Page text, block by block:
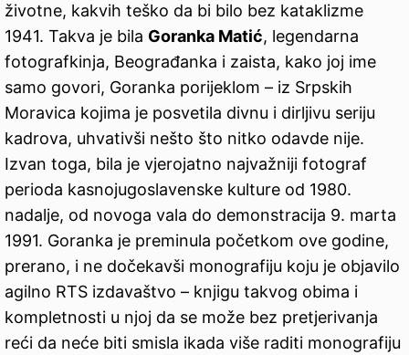
životne, kakvih teško da bi bilo bez kataklizme
1941. Takva je bila Goranka Matić, legendarna
fotografkinja, Beograđanka i zaista, kako joj ime
samo govori, Goranka porijeklom – iz Srpskih
Moravica kojima je posvetila divnu i dirljivu seriju
kadrova, uhvativši nešto što nitko odavde nije.
Izvan toga, bila je vjerojatno najvažniji fotograf
perioda kasnojugoslavenske kulture od 1980.
nadalje, od novoga vala do demonstracija 9. marta
1991. Goranka je preminula početkom ove godine,
prerano, i ne dočekavši monografiju koju je objavilo
agilno RTS izdavaštvo – knjigu takvog obima i
kompletnosti u njoj da se može bez pretjerivanja
reći da neće biti smisla ikada više raditi monografiju